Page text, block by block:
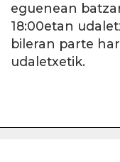
eguenean
18:00etan
bileran parte
udaletxetik.